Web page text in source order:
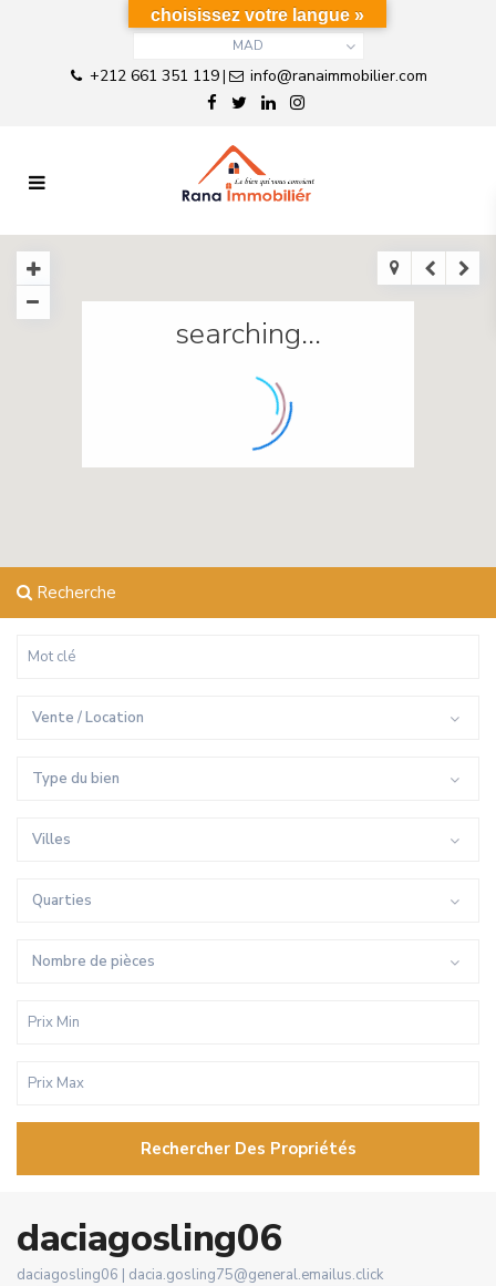
MAD
+212 661 351 119| info@ranaimmobilier.com
searching...
Recherche
Vente / Location
Type du bien
Villes
Quarties
Nombre de pièces
Rechercher Des Propriétés
daciagosling06
daciagosling06 | dacia.gosling75@general.emailus.click
choisissez votre langue »